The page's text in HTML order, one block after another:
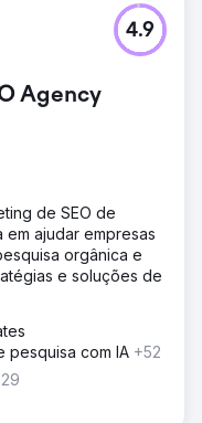
Agency
4.9
de SEO de
ajudar empresas
orgânica e
e soluções de
pesquisa com IA +52